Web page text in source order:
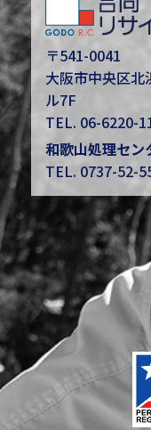
〒541-0041
大阪市中央区
ル7F
TEL. 06-6220-
和歌山処理セン
TEL. 0737-52-